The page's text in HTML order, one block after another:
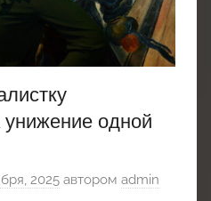
одной
2025 автором admin